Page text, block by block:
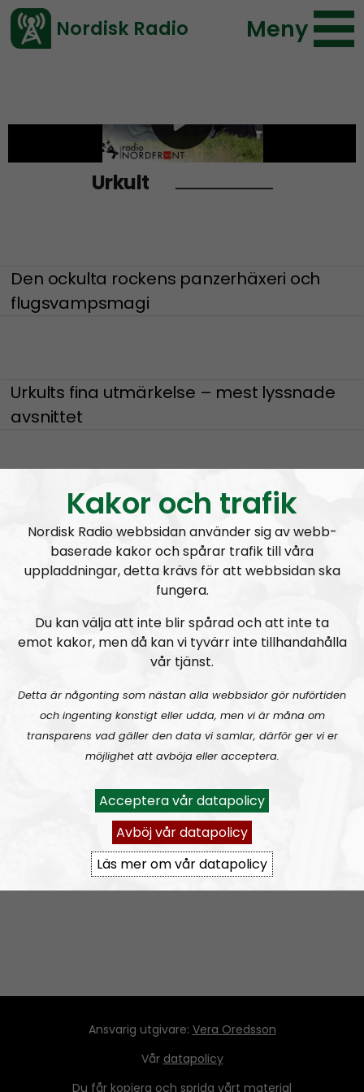
Nordisk Radio Meny
Urkult
Den ockulta rockens panzerhäxeri och
flugsvampsmagi
Urkults fina utmärkelse – mest lyssnade
avsnittet
Finland och Norden är bäst i världen!
Finland
TEASER:Linus läser finsk metallyrik
Nordic Frontiers soundtrack
1 2 … 5 Next
Ansvarig utgivare: Vera Oredsson
Vår datapolicy
Du får kopiera och sprida vårt material
Kakor och trafik
Nordisk Radio webbsidan använder sig av webb-
baserade kakor och spårar trafik till våra
uppladdningar, detta krävs för att webbsidan ska
fungera.
Du kan välja att inte blir spårad och att inte ta
emot kakor, men då kan vi tyvärr inte tillhandahålla
vår tjänst.
Detta är någonting som nästan alla webbsidor gör nuförtiden
och ingenting konstigt eller udda, men vi är måna om
transparens vad gäller den data vi samlar, därför ger vi er
möjlighet att avböja eller acceptera.
Acceptera vår datapolicy
Avböj vår datapolicy
Läs mer om vår datapolicy